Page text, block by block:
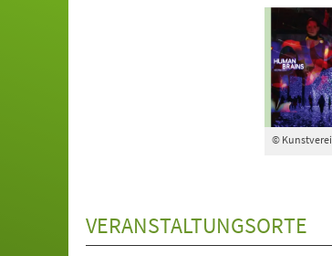
©
VERANSTALTUNGSORTE